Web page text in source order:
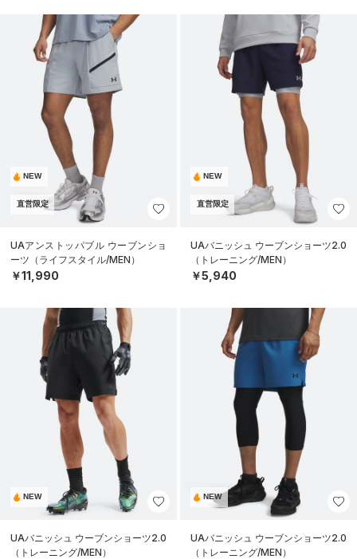
NEW
直営限定
UAアンストッパブル ウーブンショ
ーツ（ライフスタイル/MEN）
￥11,990
NEW
直営限定
UAバニッシュ ウーブンショーツ2.0
（トレーニング/MEN）
￥5,940
NEW
UAバニッシュ ウーブンショーツ2.0
（トレーニング/MEN）
NEW
UAバニッシュ ウーブンショーツ2.0
（トレーニング/MEN）